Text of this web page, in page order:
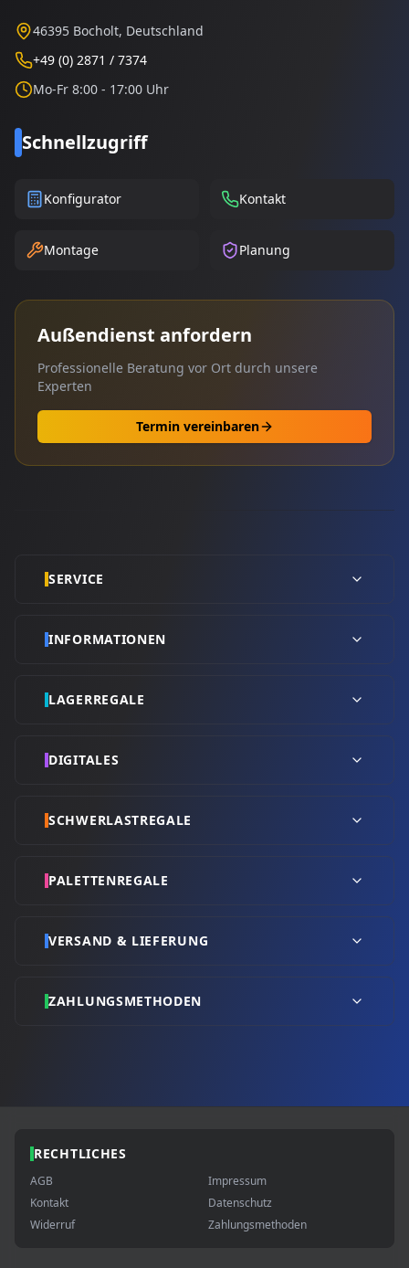
46395 Bocholt, Deutschland
+49 (0) 2871 / 7374
Mo-Fr 8:00 - 17:00 Uhr
Schnellzugriff
Konfigurator Kontakt
Montage Planung
Außendienst anfordern
Professionelle Beratung vor Ort durch unsere
Experten
Termin vereinbaren
SERVICE
INFORMATIONEN
LAGERREGALE
DIGITALES
SCHWERLASTREGALE
PALETTENREGALE
VERSAND & LIEFERUNG
ZAHLUNGSMETHODEN
RECHTLICHES
AGB
Impressum
Kontakt
Datenschutz
Widerruf
Zahlungsmethoden